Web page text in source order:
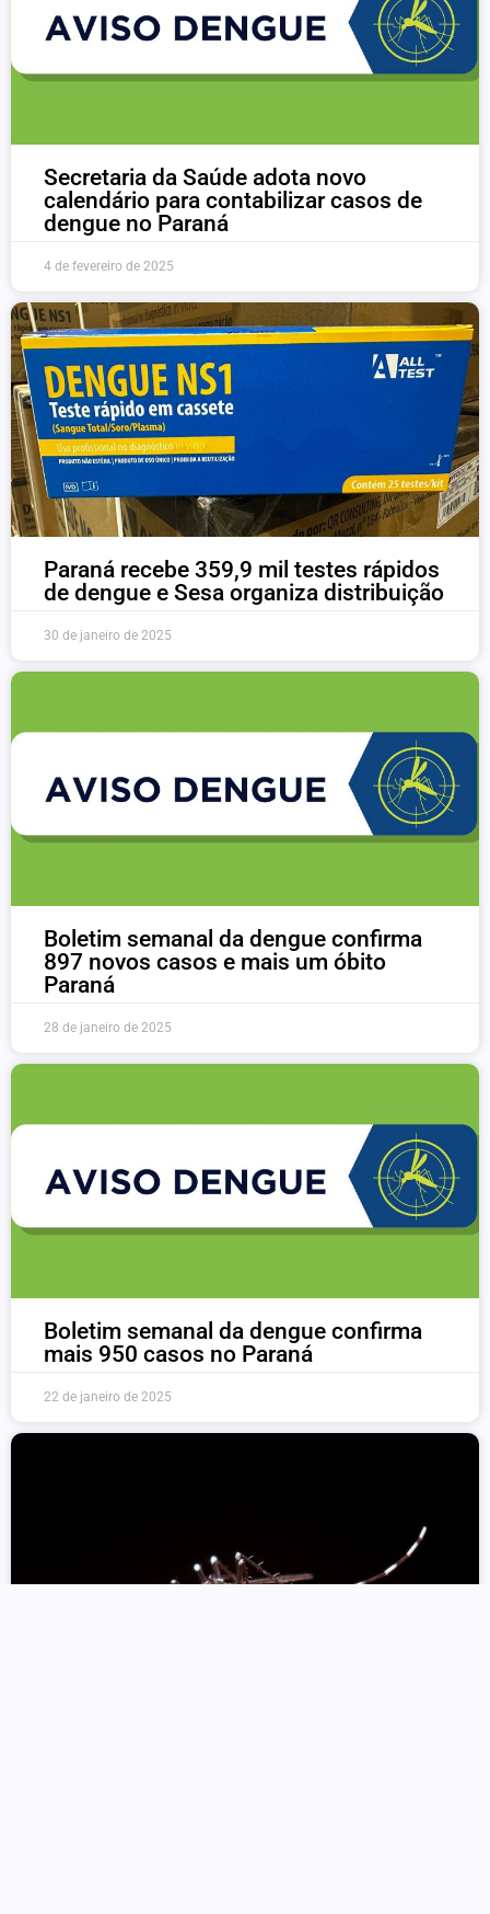
Secretaria da Saúde adota novo
calendário para contabilizar casos de
dengue no Paraná
4 de fevereiro de 2025
Paraná recebe 359,9 mil testes rápidos
de dengue e Sesa organiza distribuição
30 de janeiro de 2025
Boletim semanal da dengue confirma
897 novos casos e mais um óbito
Paraná
28 de janeiro de 2025
Boletim semanal da dengue confirma
mais 950 casos no Paraná
22 de janeiro de 2025